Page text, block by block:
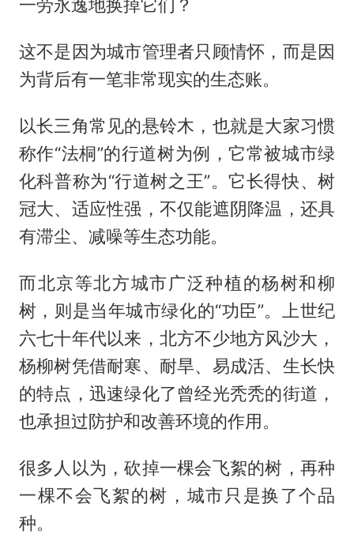
一劳永逸地换掉它们？
这不是因为城市管理者只顾情怀，而是因
为背后有一笔非常现实的生态账。
以长三角常见的悬铃木，也就是大家习惯
称作“法桐”的行道树为例，它常被城市绿
化科普称为“行道树之王”。它长得快、树
冠大、适应性强，不仅能遮阴降温，还具
有滞尘、减噪等生态功能。
而北京等北方城市广泛种植的杨树和柳
树，则是当年城市绿化的“功臣”。上世纪
六七十年代以来，北方不少地方风沙大，
杨柳树凭借耐寒、耐旱、易成活、生长快
的特点，迅速绿化了曾经光秃秃的街道，
也承担过防护和改善环境的作用。
很多人以为，砍掉一棵会飞絮的树，再种
一棵不会飞絮的树，城市只是换了个品
种。